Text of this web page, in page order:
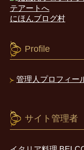
にほんブログ村
Profile
管理人プロフィー
サイト管理者